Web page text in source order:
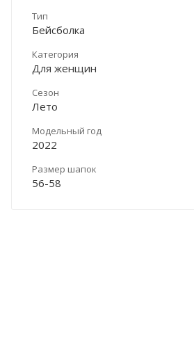
Тип
Бейсболка
Категория
Для женщин
Сезон
Лето
Модельный год
2022
Размер шапок
56-58